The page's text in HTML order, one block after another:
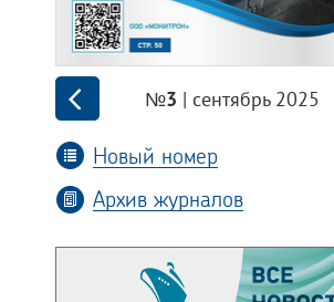
№3 | сентябрь 2025
Новый номер
Архив журналов